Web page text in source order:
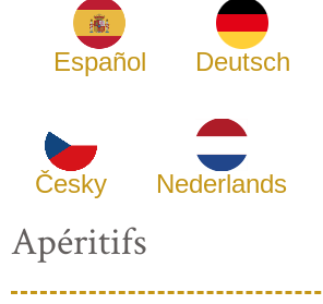
Español Deutsch
Česky Nederlands
Apéritifs